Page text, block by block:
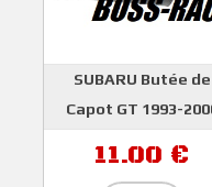
SUBARU Butée de
Capot GT 1993-
11.00 €